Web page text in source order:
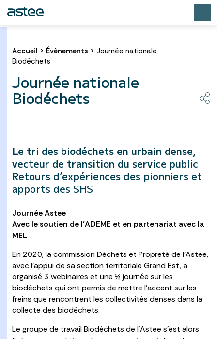
Accueil > Évènements > Journée nationale
Biodéchets
Journée nationale
Biodéchets
Le tri des biodéchets en urbain dense,
vecteur de transition du service public
Retours d’expériences des pionniers et
apports des SHS
Journée Astee
Avec le soutien de l’ADEME et en partenariat avec la
MEL
En 2020, la commission Déchets et Propreté de l’Astee,
avec l’appui de sa section territoriale Grand Est, a
organisé 3 webinaires et une ½ journée sur les
biodéchets qui ont permis de mettre l’accent sur les
freins que rencontrent les collectivités denses dans la
collecte des biodéchets.
Le groupe de travail Biodéchets de l’Astee s’est alors